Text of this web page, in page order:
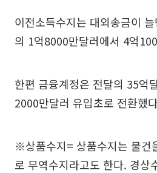
이전소득수지는 대외송금이
의 1억8000만달러에서 4억
한편 금융계정은 전달의 35억
2000만달러 유입초로 전환했
※상품수지= 상품수지는 물건
로 무역수지라고도 한다. 경상